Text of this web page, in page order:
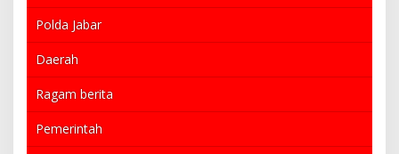
Polda Jabar
Daerah
Ragam berita
Pemerintah